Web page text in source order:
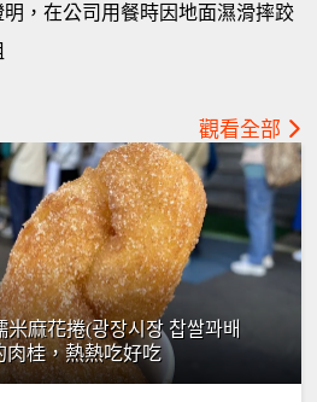
，在公司用餐時因地面濕滑摔跤
觀看全部
麻花捲(광장시장 찹쌀꽈배
肉桂，熱熱吃好吃